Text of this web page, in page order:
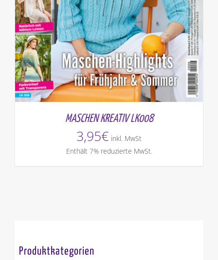
MASCHEN KREATIV LK008
3,95€ inkl. MwSt
Enthält 7% reduzierte MwSt.
Produktkategorien